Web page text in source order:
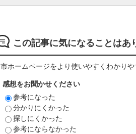
この記事に気になることはあ
市ホームページをより使いやすくわかり
感想をお聞かせください
参考になった
分かりにくかった
探しにくかった
参考にならなかった